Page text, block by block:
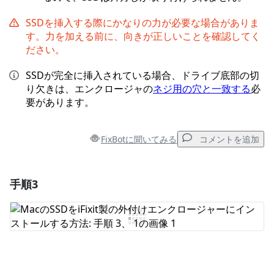
SSDを挿入する際にかなりの力が必要な場合がありま
す。力を加える前に、向きが正しいことを確認してく
ださい。
SSDが完全に挿入されている場合、ドライブ底部の切
り欠きは、エンクロージャのネジ用の穴と一致する必
要があります。
FixBotに聞いてみる コメントを追加
コメントを追加
手順3